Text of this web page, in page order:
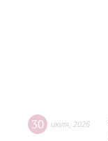
30 июля 2026